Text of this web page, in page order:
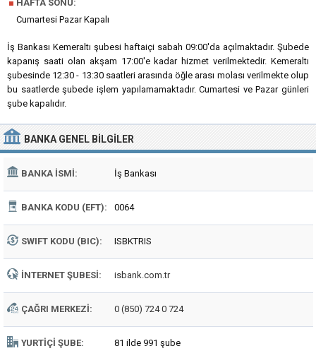
■ HAFTA SONU:
Cumartesi Pazar Kapalı
İş Bankası Kemeraltı şubesi haftaiçi sabah 09:00'da açılmaktadır. Şubede
kapanış saati olan akşam 17:00'e kadar hizmet verilmektedir. Kemeraltı
şubesinde 12:30 - 13:30 saatleri arasında öğle arası molası verilmekte olup
bu saatlerde şubede işlem yapılamamaktadır. Cumartesi ve Pazar günleri
şube kapalıdır.
BANKA GENEL BILGILER
BANKA İSMI: İş Bankası
BANKA KODU (EFT): 0064
SWIFT KODU (BIC): ISBKTRIS
İNTERNET ŞUBESI: isbank.com.tr
ÇAĞRI MERKEZI: 0 (850) 724 0 724
YURTIÇI ŞUBE: 81 ilde 991 şube